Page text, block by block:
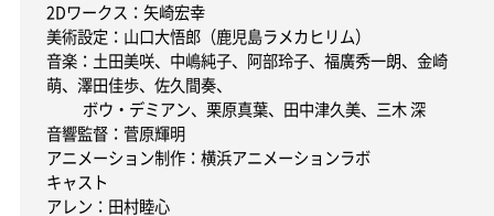
2Dワークス：矢崎宏幸
美術設定：山口大悟郎（鹿児島ラメカヒリム）
音楽：土田美咲、中嶋純子、阿部玲子、福廣秀一朗、金崎
萌、澤田佳歩、佐久間奏、
ボウ・デミアン、栗原真葉、田中津久美、三木 深
音響監督：菅原輝明
アニメーション制作：横浜アニメーションラボ
キャスト
アレン：田村睦心